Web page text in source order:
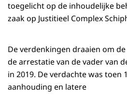
toegelicht op de inhoudelijke
zaak op Justitieel Complex
De verdenkingen draaien om
de arrestatie van de vader van
in 2019. De verdachte was toen
aanhouding en latere